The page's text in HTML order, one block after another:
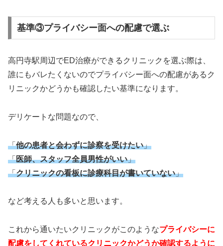
基準③プライバシー面への配慮で選ぶ
高円寺駅周辺でED治療ができるクリニックを選ぶ際は、
誰にもバレたくないのでプライバシー面への配慮があるク
リニックかどうかも確認したい基準になります。
デリケートな問題なので、
「他の患者と会わずに診察を受けたい」
「医師、スタッフ全員男性がいい」
「クリニックの看板に診療科目が書いていない」
など考える人も多いと思います。
これから通いたいクリニックがこのようなプライバシーに
配慮をしてくれているクリニックかどうか確認するように